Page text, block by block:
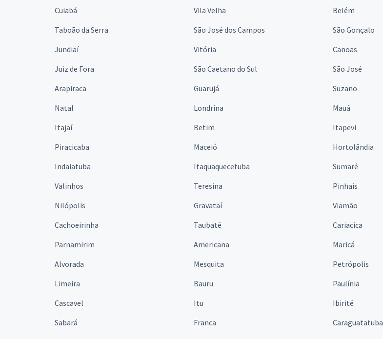
Cuiabá
Vila Velha Belém
Taboão da Serra
São José dos Campos São Gonçalo
Jundiaí
Vitória Canoas
Juiz de Fora
São Caetano do Sul São José
Arapiraca
Guarujá Suzano
Natal
Londrina Mauá
Itajaí
Betim Itapevi
Piracicaba
Maceió Hortolândia
Indaiatuba
Itaquaquecetuba Sumaré
Valinhos
Teresina Pinhais
Nilópolis
Gravataí Viamão
Cachoeirinha
Taubaté Cariacica
Parnamirim
Americana Maricá
Alvorada
Mesquita Petrópolis
Limeira
Bauru Paulínia
Cascavel
Itu Ibirité
Sabará
Franca Caraguatatuba